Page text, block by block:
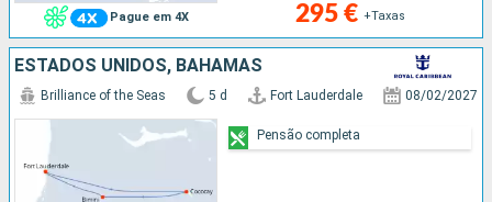
Pague em 4X 295 € +Taxas
ESTADOS UNIDOS, BAHAMAS
Brilliance of the Seas 5 d Fort Lauderdale 08/02/2027
Pensão completa